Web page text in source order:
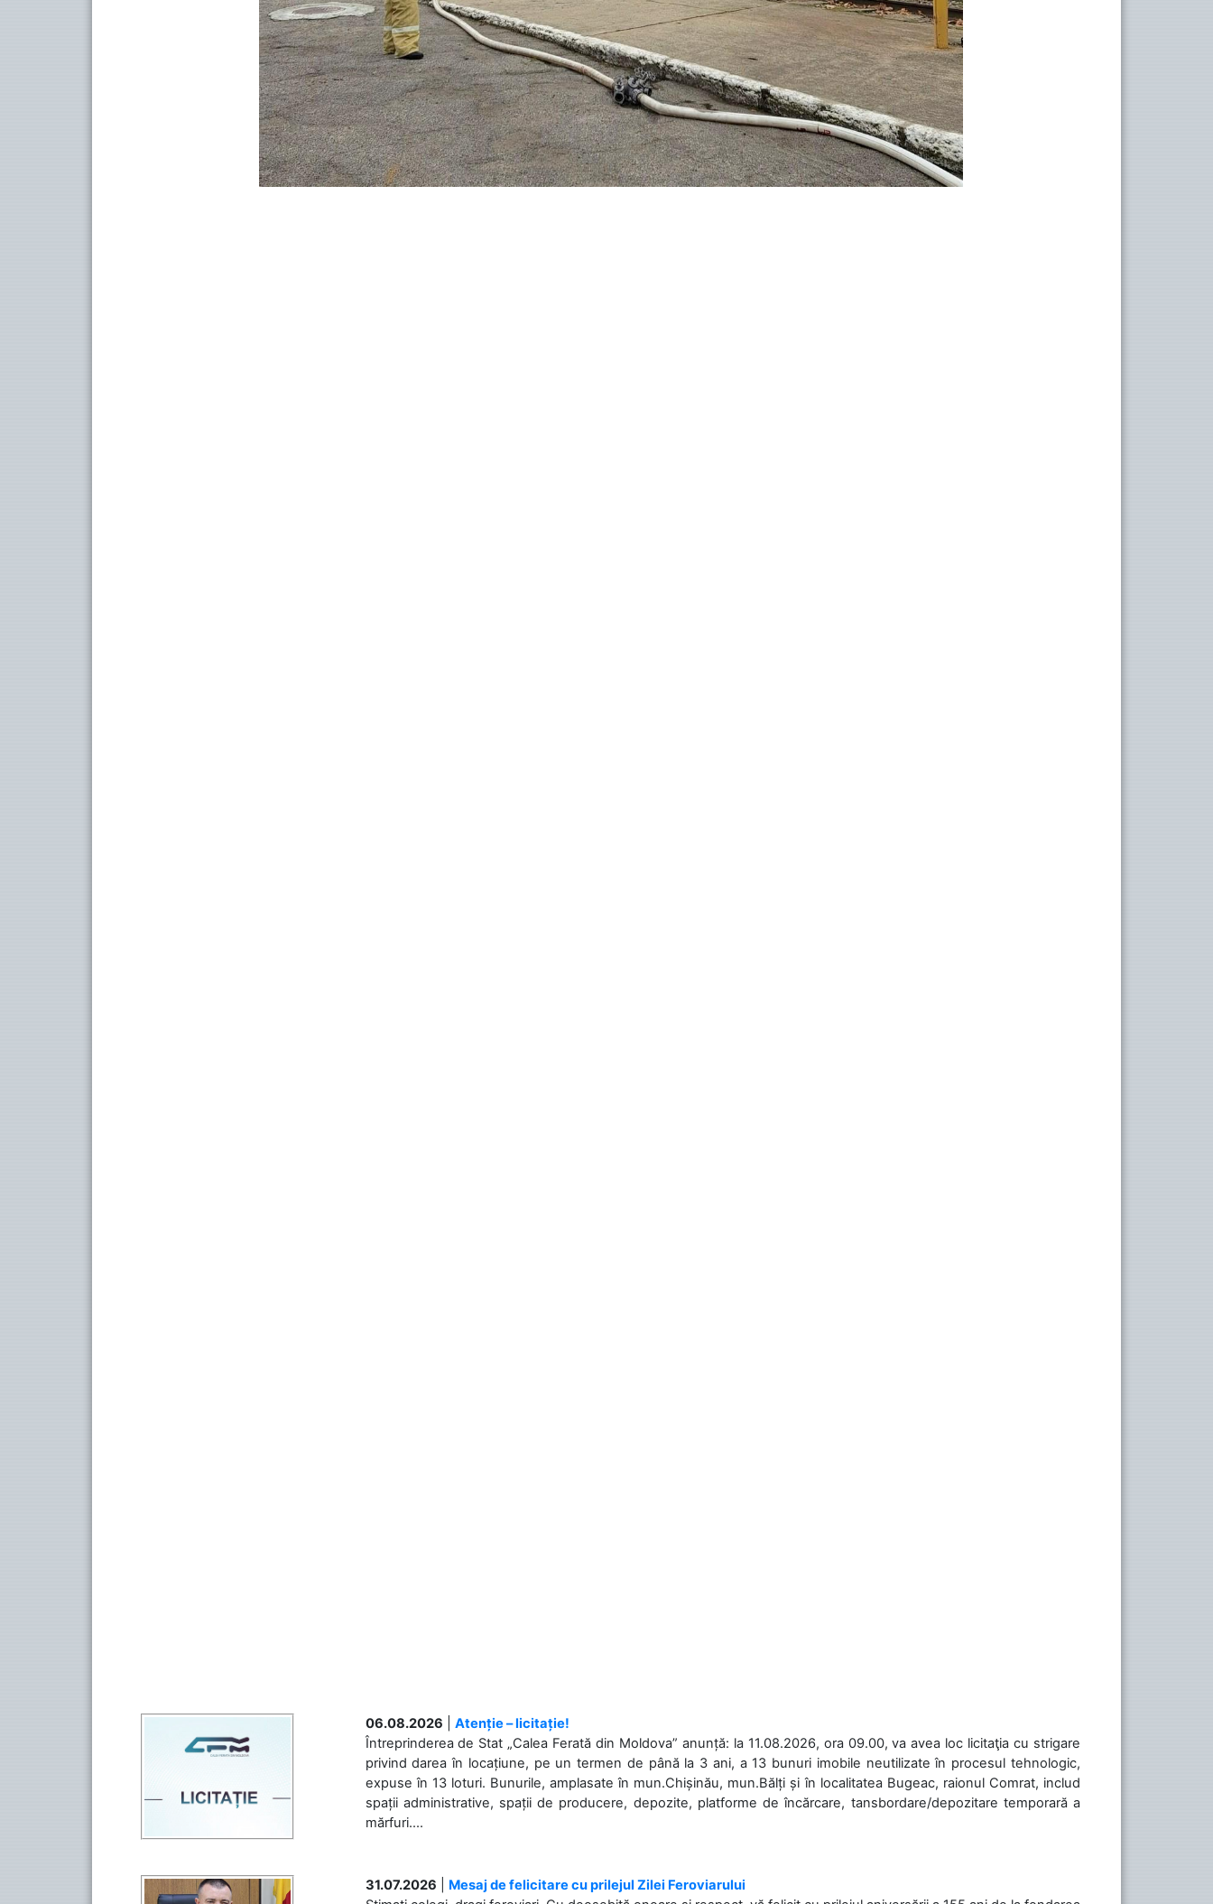
06.08.2026
Atenție – licitație!
Întreprinderea de Stat „Calea Ferată din Moldova” anunță: la 11.08.2026, ora 09.00, va avea loc licitaţia cu strigare
privind darea în locațiune, pe un termen de până la 3 ani, a 13 bunuri imobile neutilizate în procesul tehnologic,
expuse în 13 loturi. Bunurile, amplasate în mun.Chișinău, mun.Bălți și în localitatea Bugeac, raionul Comrat, includ
spații administrative, spații de producere, depozite, platforme de încărcare, tansbordare/depozitare temporară a
mărfuri....
31.07.2026
Mesaj de felicitare cu prilejul Zilei Feroviarului